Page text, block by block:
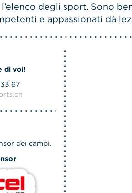
degli sport. Sono
e appassionati dà
di voi!
67
dei campi.